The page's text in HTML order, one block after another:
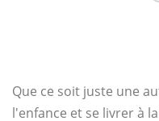
Que ce soit juste une
l'enfance et se livrer à